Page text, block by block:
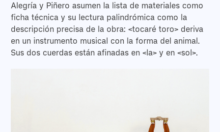
Alegría y Piñero asumen la lista de materiales como
ficha técnica y su lectura palindrómica como la
descripción precisa de la obra: <tocaré toro> deriva
en un instrumento musical con la forma del animal.
Sus dos cuerdas están afinadas en <la> y en <sol>.